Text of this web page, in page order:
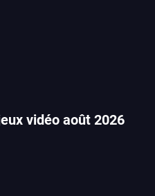
vidéo août 2026